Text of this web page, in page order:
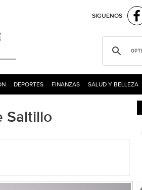
SIGUENOS
DEPORTES FINANZAS SALUD Y BELLEZA
Saltillo